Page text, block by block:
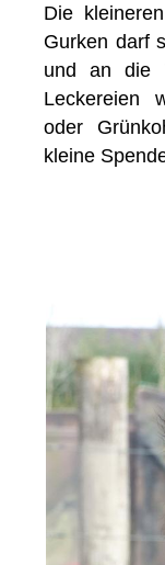
Die
Gurken darf
und an die
Leckereien
oder
kleine